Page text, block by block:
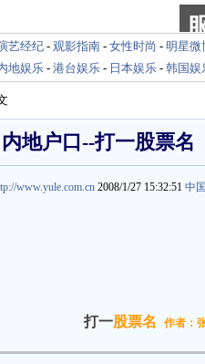
艺经纪 - 观影指南 - 女性时尚 - 明星微
地娱乐 - 港台娱乐 - 日本娱乐 - 韩国娱
内地户口--打一股票名
www.yule.com.cn 2008/1/27 15:32:51 中
打一股票名 作者：